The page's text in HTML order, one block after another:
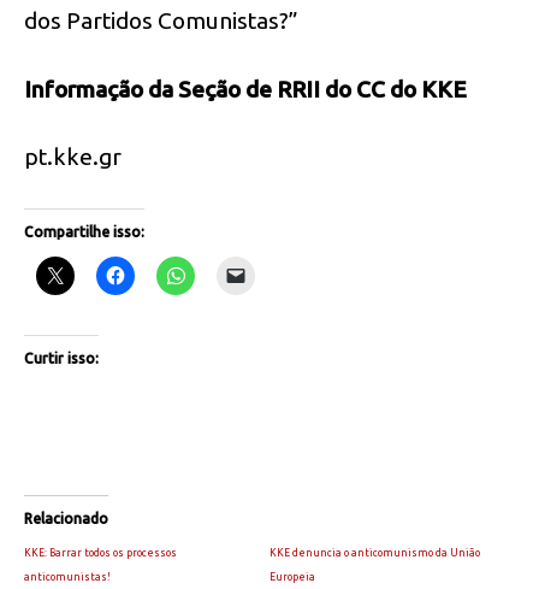
dos Partidos Comunistas?”
Informação da Seção de RRII do CC do KKE
pt.kke.gr
Compartilhe isso:
Curtir isso:
Relacionado
KKE: Barrar todos os processos
anticomunistas!
KKE denuncia o anticomunismo da União
Europeia